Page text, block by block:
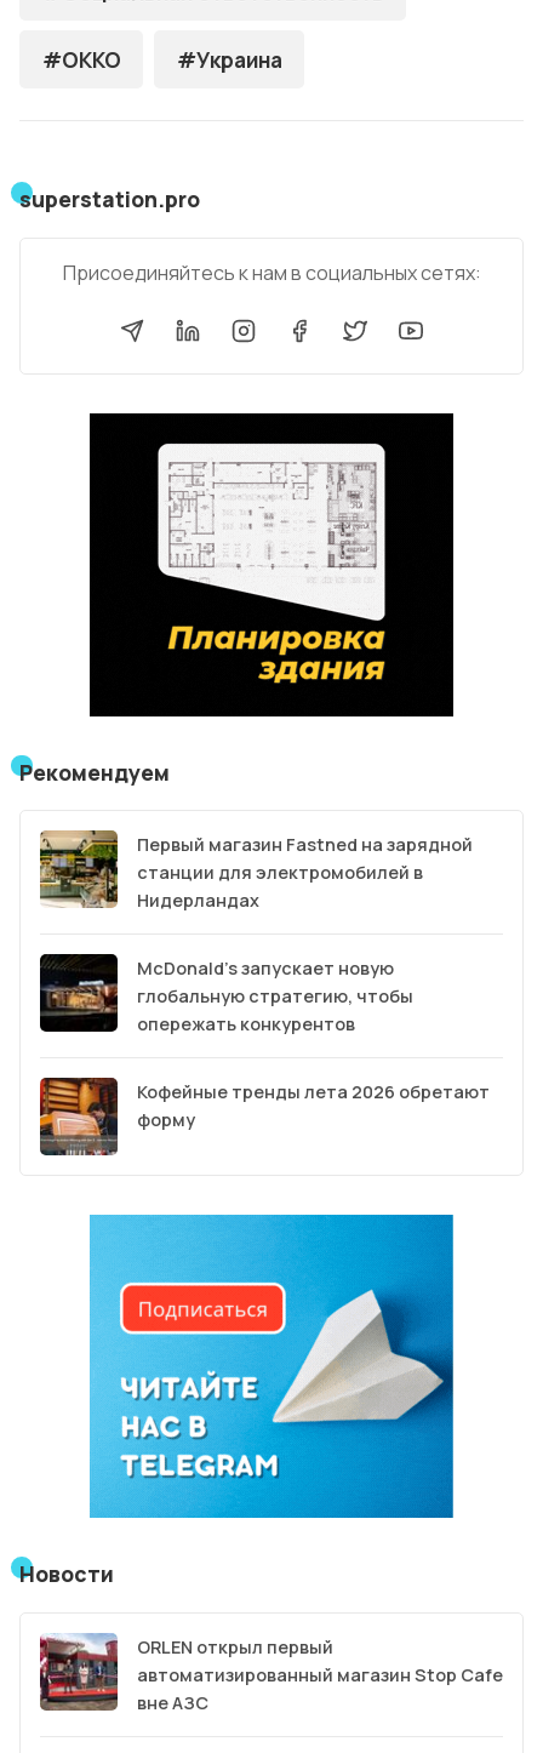
#OKKO #Украина
superstation.pro
Присоединяйтесь к нам в социальных сетях:
Рекомендуем
Первый магазин Fastned на зарядной
станции для электромобилей в
Нидерландах
McDonald’s запускает новую
глобальную стратегию, чтобы
опережать конкурентов
Кофейные тренды лета 2026 обретают
форму
Новости
ORLEN открыл первый
автоматизированный магазин Stop Cafe
вне АЗС